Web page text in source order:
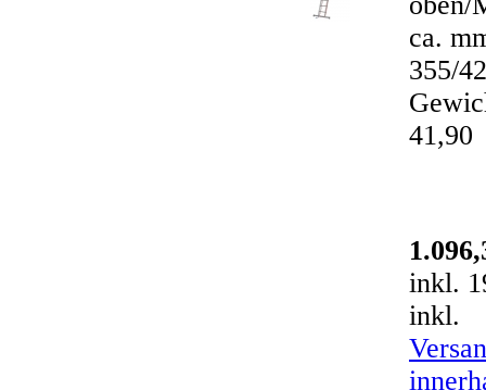
ca.
355/
41,90
inkl.
inkl.